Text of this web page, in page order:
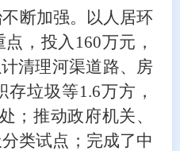
不断加强。
以人居环
，投入 160万元，
清理河渠道路、房
存垃圾等1.6万方，
；推动政府机关、
类试点 ； 完成了中